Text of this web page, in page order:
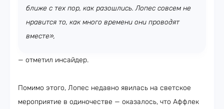
ближе с тех пор, как разошлись. Лопес совсем не
нравится то, как много времени они проводят
вместе»,
— отметил инсайдер.
Помимо этого, Лопес недавно явилась на светское
мероприятие в одиночестве — оказалось, что Аффлек